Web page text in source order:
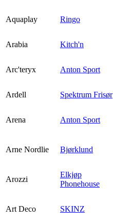
Aquaplay Ringo
Arabia
Kitch'n
Arc'teryx Anton Sport
Ardell
Spektrum Frisør
Arena Anton Sport
Arne Nordlie Bjørklund
Arozzi
Elkjøp
Phonehouse
Art Deco SKINZ